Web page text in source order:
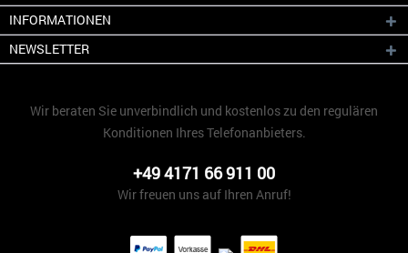
INFORMATIONEN
NEWSLETTER
Wir beraten Sie unverbindlich und kostenlos zu den regulären
Konditionen Ihres Telefonanbieters.
+49 4171 66 911 00
Wir freuen uns auf Ihren Anruf!